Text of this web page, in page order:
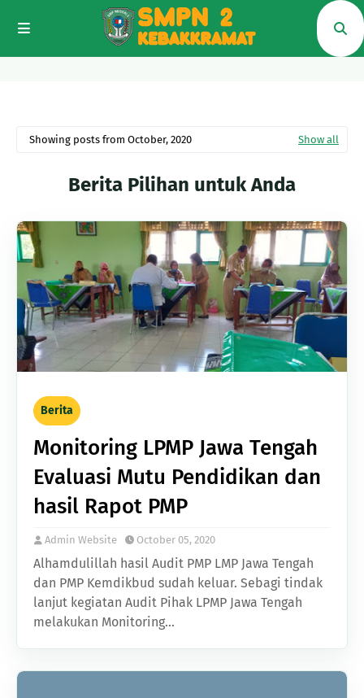
Showing posts from October, 2020 Show all
Berita
Monitoring LPMP Jawa Tengah
Evaluasi Mutu Pendidikan dan
hasil Rapot PMP
Admin Website October 05, 2020
Alhamdulillah hasil Audit PMP LMP Jawa Tengah
dan PMP Kemdikbud sudah keluar. Sebagi tindak
lanjut kegiatan Audit Pihak LPMP Jawa Tengah
melakukan Monitoring…